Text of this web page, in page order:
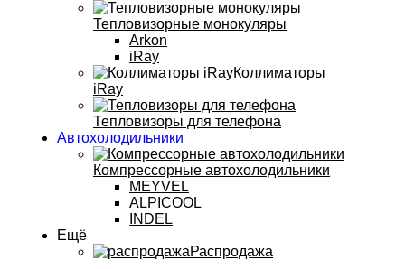
Тепловизорные монокуляры
Arkon
iRay
Коллиматоры
iRay
Тепловизоры для телефона
Автохолодильники
Компрессорные автохолодильники
MEYVEL
ALPICOOL
INDEL
Ещё
Распродажа